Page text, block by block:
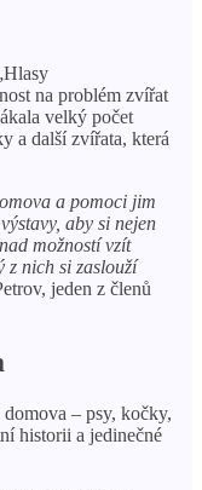
na problém zvířat
velký počet
a další zvířata, která
a pomoci jim
aby si nejen
možností vzít
z nich si zaslouží
jeden z členů
– psy, kočky,
historii a jedinečné